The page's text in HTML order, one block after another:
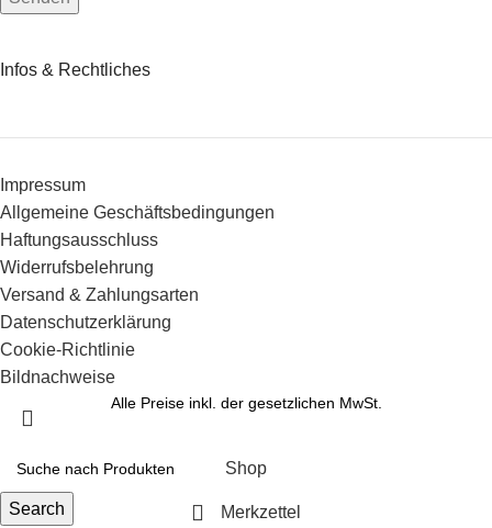
Infos & Rechtliches
Impressum
Allgemeine Geschäftsbedingungen
Haftungsausschluss
Widerrufsbelehrung
Versand & Zahlungsarten
Datenschutzerklärung
Cookie-Richtlinie
Bildnachweise
Search
Alle Preise inkl. der gesetzlichen MwSt.
Shop
Merkzettel